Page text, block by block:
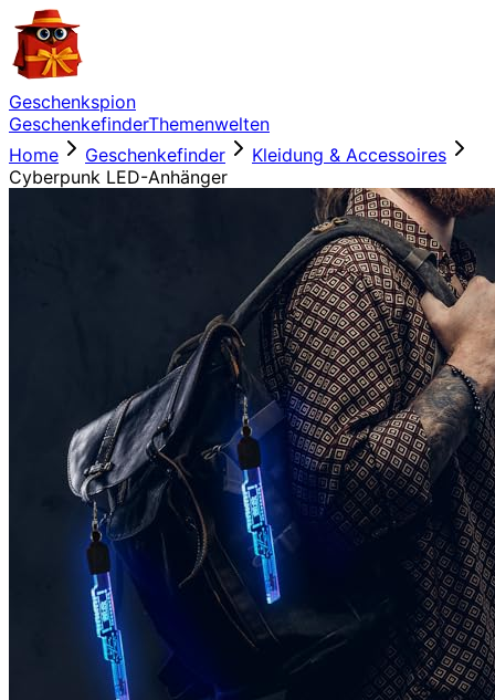
Geschenkspion
GeschenkefinderThemenwelten
Home
Geschenkefinder
Kleidung & Accessoires
Cyberpunk LED-Anhänger